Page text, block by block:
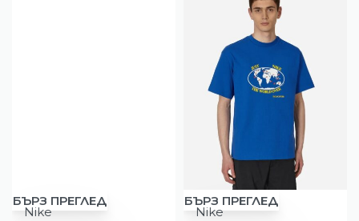
-10%
БЪРЗ ПРЕГЛЕД
Nike
-58%
БЪРЗ ПРЕГЛЕД
Nike